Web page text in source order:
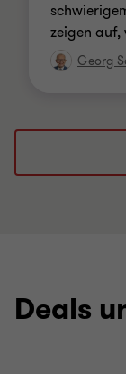
zeigen auf,
Georg
Deals